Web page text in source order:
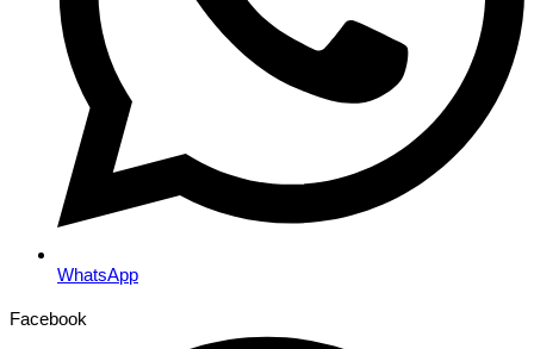
WhatsApp
Facebook